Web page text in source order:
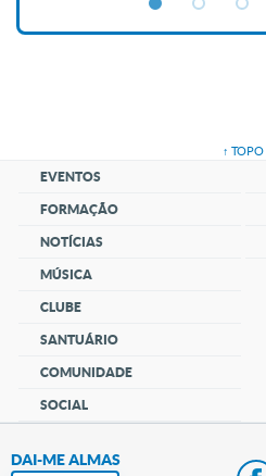
↑ TOPO
EVENTOS
FORMAÇÃO
NOTÍCIAS
MÚSICA
CLUBE
SANTUÁRIO
COMUNIDADE
SOCIAL
DAI-ME ALMAS